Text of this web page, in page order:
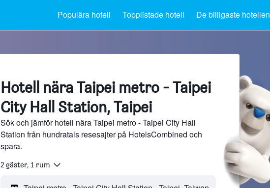
Populära hotell Topplistade hotell De billigaste hotellen
Hotell nära Taipei metro - Taipei
City Hall Station, Taipei
Sök och jämför hotell nära Taipei metro - Taipei City Hall
Station från hundratals resesajter på HotelsCombined och
spara.
2 gäster, 1 rum